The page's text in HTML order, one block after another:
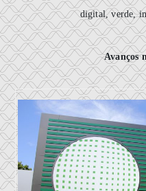
digital, verde,
Avanços